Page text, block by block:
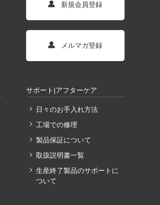
新規会員登録
メルマガ登録
サポート|アフターケア
日々のお手入れ方法
工場での修理
製品保証について
取扱説明書一覧
生産終了製品のサポートに
ついて